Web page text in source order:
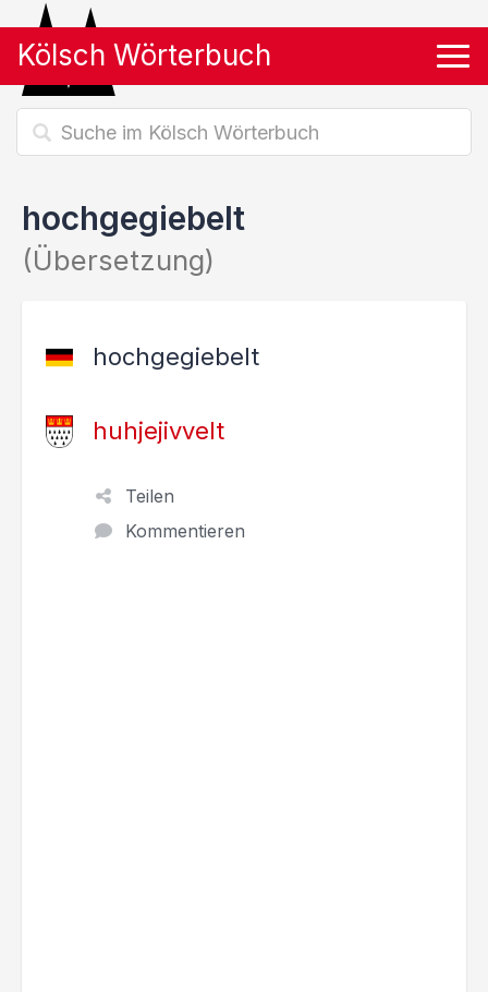
Kölsch Wörterbuch
hochgegiebelt
(Übersetzung)
hochgegiebelt
huhjejivvelt
Teilen
Kommentieren